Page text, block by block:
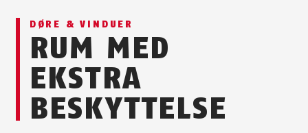
DØRE & VINDUER
RUM MED
EKSTRA
BESKYTTELSE